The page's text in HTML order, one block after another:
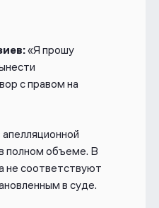
«Я прошу
с правом на
полном объеме. В
не соответствуют
в суде.